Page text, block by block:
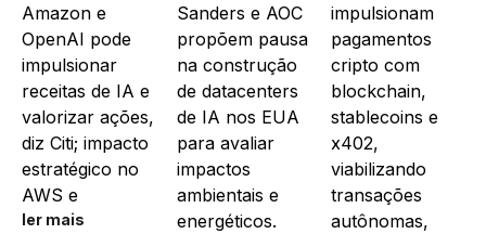
Amazon e
OpenAI pode
impulsionar
receitas de IA e
valorizar ações,
diz Citi; impacto
estratégico no
AWS e
ler mais
Sanders e AOC
propõem pausa
na construção
de datacenters
de IA nos EUA
para avaliar
impactos
ambientais e
energéticos.
impulsionam
pagamentos
cripto com
blockchain,
stablecoins e
x402,
viabilizando
transações
autônomas,